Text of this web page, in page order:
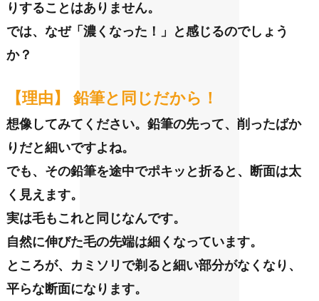
りすることはありません。
では、なぜ「濃くなった！」と感じるのでしょう
か？
【理由】 鉛筆と同じだから！
想像してみてください。 鉛筆の先って、削ったばか
りだと細いですよね。
でも、その鉛筆を途中でポキッと折ると、断面は太
く見えます。
実は毛もこれと同じなんです。
自然に伸びた毛の先端は細くなっています。
ところが、カミソリで剃ると細い部分がなくなり、
平らな断面になります。